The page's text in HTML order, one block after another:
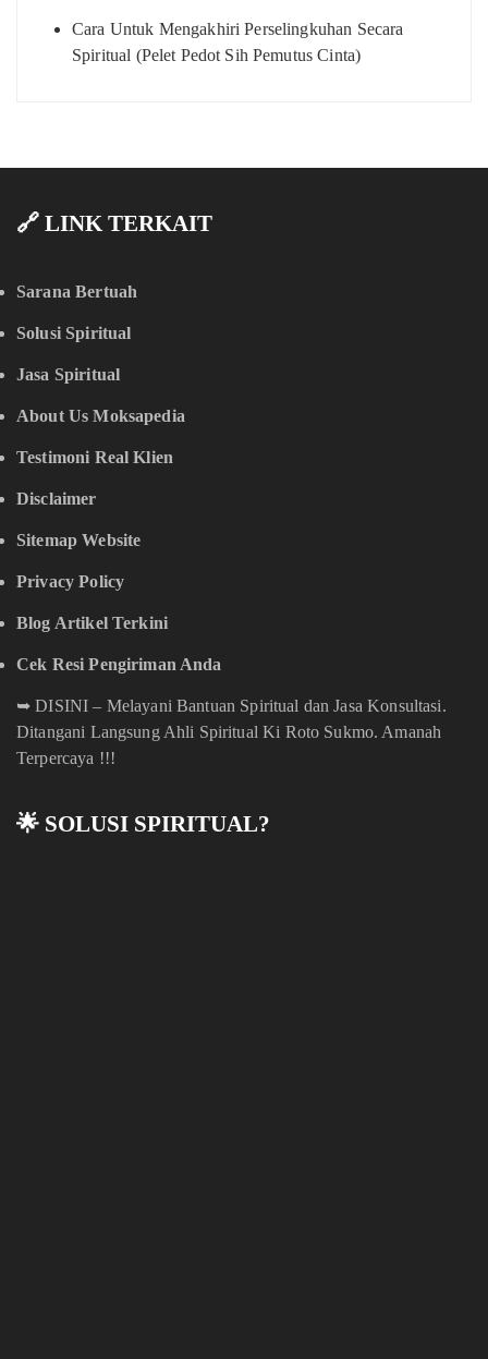
Cara Untuk Mengakhiri Perselingkuhan Secara
Spiritual (Pelet Pedot Sih Pemutus Cinta)
🔗 LINK TERKAIT
Sarana Bertuah
Solusi Spiritual
Jasa Spiritual
About Us Moksapedia
Testimoni Real Klien
Disclaimer
Sitemap Website
Privacy Policy
Blog Artikel Terkini
Cek Resi Pengiriman Anda
➥ DISINI – Melayani Bantuan Spiritual dan Jasa Konsultasi.
Ditangani Langsung Ahli Spiritual Ki Roto Sukmo. Amanah
Terpercaya !!!
🌟 SOLUSI SPIRITUAL?